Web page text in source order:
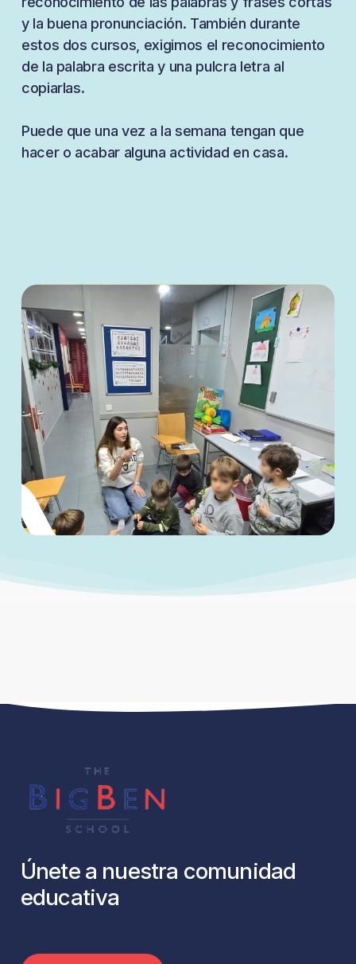
y la buena pronunciación. También durante
estos dos cursos, exigimos el reconocimiento
de la palabra escrita y una pulcra letra al
copiarlas.
Puede que una vez a la semana tengan que
hacer o acabar alguna actividad en casa.
Únete a nuestra comunidad
educativa